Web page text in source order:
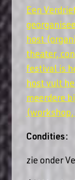
Een
host
theater,
festival is
host vult
meerdere
Condities:
zie onder